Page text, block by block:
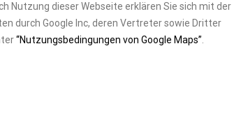
Nutzung dieser Webseite erklären Sie sich mit der
durch Google Inc, deren Vertreter sowie Dritter
“Nutzungsbedingungen von Google Maps”